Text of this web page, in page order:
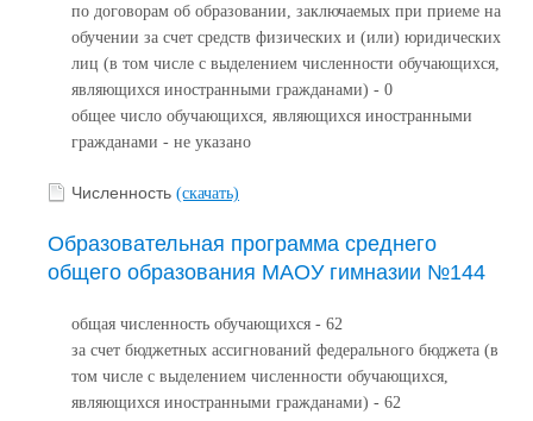
по договорам об образовании, заключаемых при приеме на
обучении за счет средств физических и (или) юридических
лиц (в том числе с выделением численности обучающихся,
являющихся иностранными гражданами) - 0
общее число обучающихся, являющихся иностранными
гражданами - не указано
Численность (скачать)
Образовательная программа среднего
общего образования МАОУ гимназии №144
общая численность обучающихся - 62
за счет бюджетных ассигнований федерального бюджета (в
том числе с выделением численности обучающихся,
являющихся иностранными гражданами) - 62